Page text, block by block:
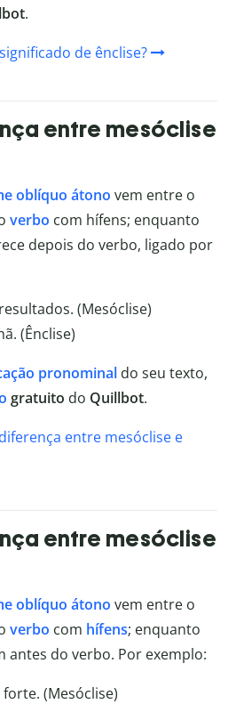
.
de ênclise?
entre mesóclise
oblíquo átono vem entre o
verbo com hífens; enquanto
depois do verbo, ligado por
(Mesóclise)
(Ênclise)
pronominal do seu texto,
gratuito do Quillbot.
entre mesóclise e
entre mesóclise
oblíquo átono vem entre o
verbo com hífens; enquanto
antes do verbo. Por exemplo:
forte. (Mesóclise)